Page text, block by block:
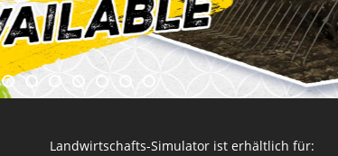
Landwirtschafts-Simulator ist erhältlich für: